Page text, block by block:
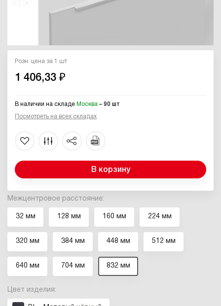
Межцентровое расстояние:
32 мм 128 мм 160 мм 224 мм
320 мм 384 мм 448 мм 512 мм
640 мм 704 мм 832 мм
Цвет изделия:
Розн. цена за 1 шт
1 406,33 ₽
В наличии на складе Москва – 90 шт
Посмотреть на всех складах
В корзину